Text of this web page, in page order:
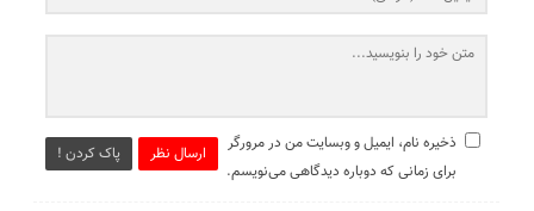
ارسال نظر پاک کردن !
ذخیره نام، ایمیل و وبسایت من در مرورگر
برای زمانی که دوباره دیدگاهی می‌نویسم.